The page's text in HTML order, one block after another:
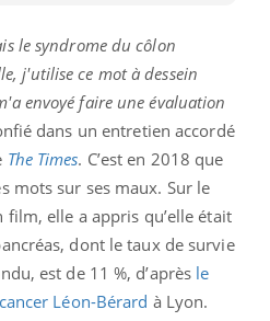
le syndrome du côlon
j'utilise ce mot à dessein
envoyé faire une évaluation
dans un entretien accordé
The Times. C’est en 2018 que
mots sur ses maux. Sur le
elle a appris qu’elle était
dont le taux de survie
est de 11 %, d’après le
Léon-Bérard à Lyon.